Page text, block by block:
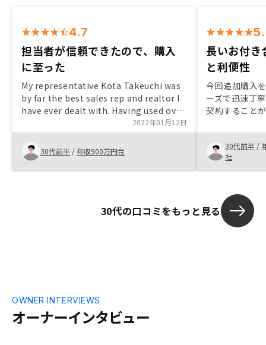
4.7
担当者が信頼できたので、購入
に至った
My representative Kota Takeuchi was
by far the best sales rep and realtor I
have ever dealt with. Having used over
7 realtors and been in touch with
many other Japanese realtors, he was
definitely top-notch. Diligent,
responsive, and understood and
solved complex business problems. 私
た。 7人以上の不動産業者を利用し、他の
2022年01月12日
30代前半 / 年収900万円台
長いお付き
と利便性
今回追加購入
ーズで迅速丁
契約すること
がアプリです
入っています
難く感じたの
てタテカンサ
日々の中で中
しい中、解釈
ぐに対応する
30代前半 /
社
30代の口コミをもっと見る
オーナーインタビュー
OWNER INTERVIEWS